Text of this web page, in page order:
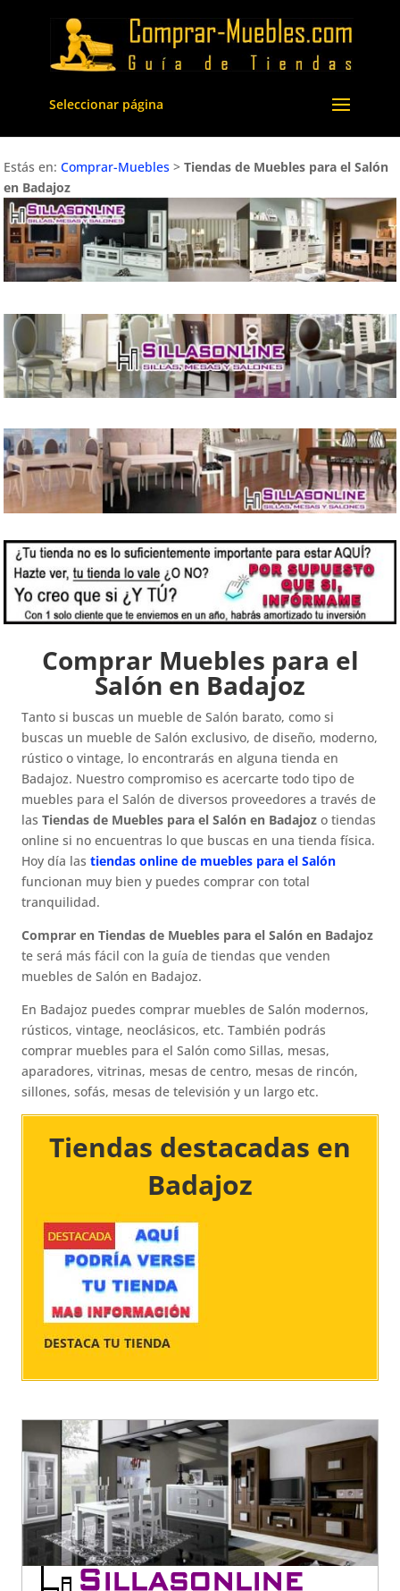
Seleccionar página
Estás en:Comprar-Muebles >Tiendas de Muebles para el Salón
en Badajoz
Comprar Muebles para el
Salón en Badajoz
Tanto si buscas un mueble de Salón barato, como si
buscas un mueble de Salón exclusivo, de diseño, moderno,
rústico o vintage, lo encontrarás en alguna tienda en
Badajoz. Nuestro compromiso es acercarte todo tipo de
muebles para el Salón de diversos proveedores a través de
lasTiendas de Muebles para el Salón en Badajoz o tiendas
online si no encuentras lo que buscas en una tienda física.
Hoy día lastiendas online de muebles para el Salón
funcionan muy bien y puedes comprar con total
tranquilidad.
Comprar en Tiendas de Muebles para el Salón en Badajoz
te será más fácil con la guía de tiendas que venden
muebles de Salón en Badajoz.
En Badajoz puedes comprar muebles de Salón modernos,
rústicos, vintage, neoclásicos, etc. También podrás
comprar muebles para el Salón como Sillas, mesas,
aparadores, vitrinas, mesas de centro, mesas de rincón,
sillones, sofás, mesas de televisión y un largo etc.
Tiendas destacadas en
Badajoz​​​​​​​